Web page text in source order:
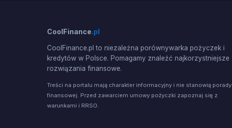
CoolFinance.pl
CoolFinance.pl to niezależna porównywarka pożyczek i
kredytów w Polsce. Pomagamy znaleźć najkorzystniejsze
rozwiązania finansowe.
Treści na portalu mają charakter informacyjny i nie stanowią porady
finansowej. Przed zawarciem umowy pożyczki zapoznaj się z
warunkami i RRSO.